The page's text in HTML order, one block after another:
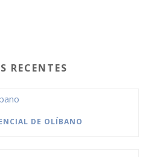
RECENTES
DE OLÍBANO